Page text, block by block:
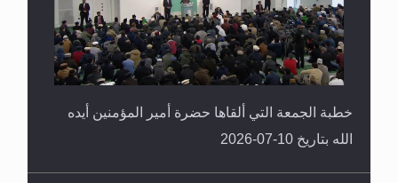
خطبة الجمعة التي ألقاها حضرة أمير المؤمنين أيده
الله بتاريخ 10-07-2026